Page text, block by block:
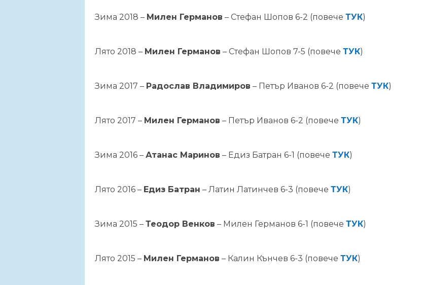
Зима 2018 – Милен Германов – Стефан Шопов 6-2 (повече ТУК)
Лято 2018 – Милен Германов – Стефан Шопов 7-5 (повече ТУК)
Зима 2017 – Радослав Владимиров – Петър Иванов 6-2 (повече ТУК)
Лято 2017 – Милен Германов – Петър Иванов 6-2 (повече ТУК)
Зима 2016 – Атанас Маринов – Едиз Батран 6-1 (повече ТУК)
Лято 2016 – Едиз Батран – Латин Латинчев 6-3 (повече ТУК)
Зима 2015 – Теодор Венков – Милен Германов 6-1 (повече ТУК)
Лято 2015 – Милен Германов – Калин Кънчев 6-3 (повече ТУК)